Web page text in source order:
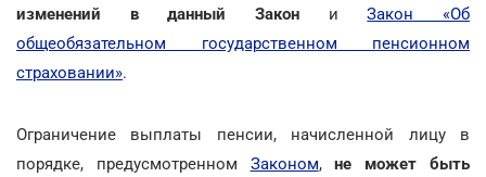
изменений в данный Закон иЗакон «Об
общеобязательном государственном пенсионном
страховании».
Ограничение выплаты пенсии, начисленной лицу в
порядке, предусмотренном Законом,не может быть